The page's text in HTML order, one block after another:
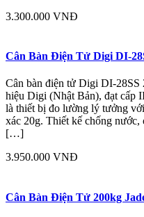
3.300.000 VNĐ
Cân Bàn Điện Tử Digi DI-
Cân bàn điện tử Digi DI-28SS
hiệu Digi (Nhật Bản), đạt cấp
là thiết bị đo lường lý tưởng
xác 20g. Thiết kế chống
[…]
3.950.000 VNĐ
Cân Bàn Điện Tử 200kg